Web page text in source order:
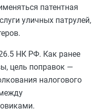
патентная
уличных патрулей,
НК РФ. Как ранее
цель поправок —
налогового